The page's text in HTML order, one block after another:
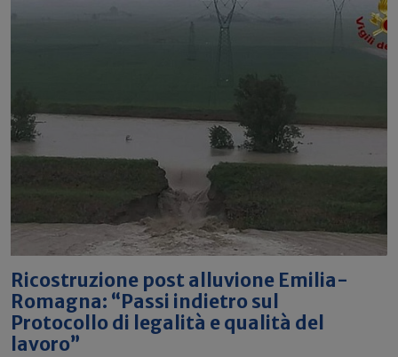
Ricostruzione post alluvione Emilia-
Romagna: “Passi indietro sul
Protocollo di legalità e qualità del
lavoro”